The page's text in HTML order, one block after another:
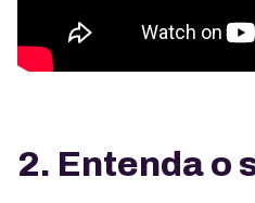
2. Entenda o